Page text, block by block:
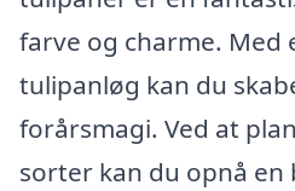
farve og charme. Med
tulipanløg kan du
forårsmagi. Ved at
sorter kan du opnå